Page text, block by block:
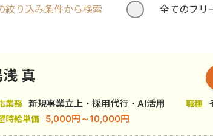
絞り込み条件から検索 全てのフリ
真
業務 新規事業立上・採用代行・AI活用 職種
時給単価 5,000円～10,000円